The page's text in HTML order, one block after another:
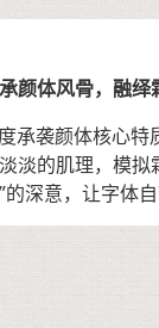
颜体风骨，融绎
承袭颜体核心特
淡的肌理，模拟
深意，让字体